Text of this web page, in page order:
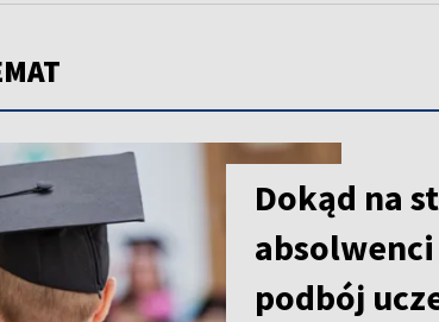
Dokąd na
podbój